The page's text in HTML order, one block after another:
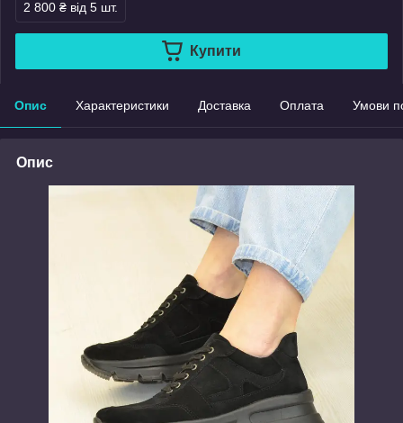
2 800 ₴ від 5 шт.
Купити
Опис Характеристики Доставка Оплата Умови
Опис